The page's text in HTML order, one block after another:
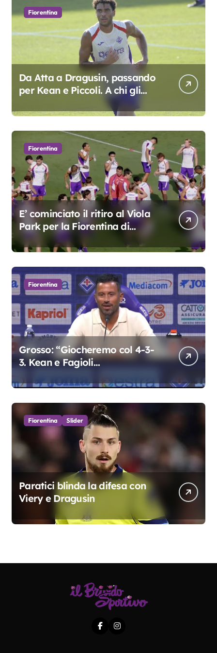
Fiorentina
Da Atta a Dragusin, passando
per Kean e Piccoli. A chi gli
oscar del precampionato?
Fiorentina
E’ cominciato il ritiro al Viola
Park per la Fiorentina di
Grosso
Fiorentina
Grosso: “Giocheremo col 4-3-
3. Kean e Fagioli
colpo”
Fiorentina Slider
Paratici blinda la difesa con
Viery e Dragusin